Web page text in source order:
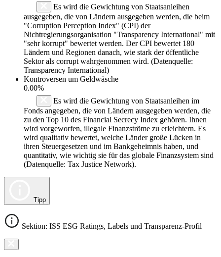
Es wird die Gewichtung von Staatsanleihen
ausgegeben, die von Ländern ausgegeben werden, die beim
"Corruption Perception Index" (CPI) der
Nichtregierungsorganisation "Transparency International" mit
"sehr korrupt" bewertet werden. Der CPI bewertet 180
Ländern und Regionen danach, wie stark der öffentliche
Sektor als corrupt wahrgenommen wird. (Datenquelle:
Transparency International)
Kontroversen um Geldwäsche
0.00%
Es wird die Gewichtung von Staatsanleihen im
Fonds angegeben, die von Ländern ausgegeben werden, die
zu den Top 10 des Financial Secrecy Index gehören. Ihnen
wird vorgeworfen, illegale Finanzströme zu erleichtern. Es
wird qualitativ bewertet, welche Länder große Lücken in
ihren Steuergesetzen und im Bankgeheimnis haben, und
quantitativ, wie wichtig sie für das globale Finanzsystem sind
(Datenquelle: Tax Justice Network).
Tipp
Sektion: ISS ESG Ratings, Labels und Transparenz-Profil